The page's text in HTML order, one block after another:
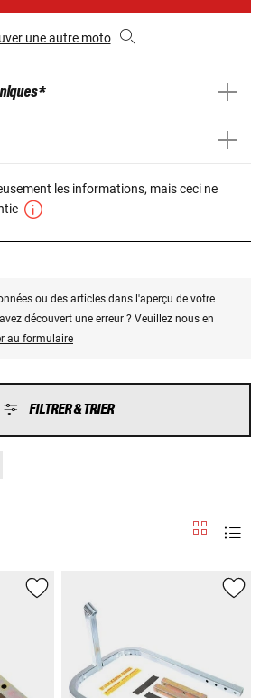
une autre moto
*
les informations, mais ceci ne
ou des articles dans l'aperçu de votre
découvert une erreur ? Veuillez nous en
au formulaire
FILTRER & TRIER